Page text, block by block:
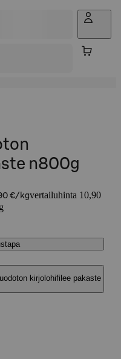
n800g
€/kgvertailuhinta 10,90
kirjolohifilee pakaste